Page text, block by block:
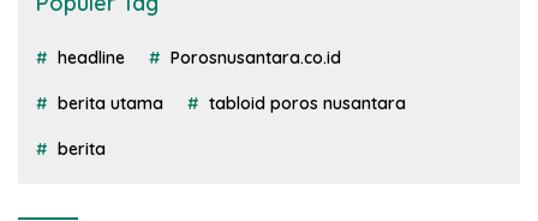
headline Porosnusantara.co.id
berita utama tabloid poros nusantara
berita